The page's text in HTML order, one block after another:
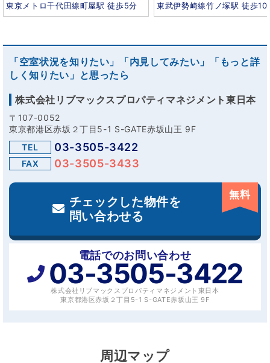
東京メトロ千代田線町屋駅 徒歩5分
東武伊勢崎線竹ノ塚駅 徒歩10
「空室状況を知りたい」「内見してみたい」「もっと詳
しく知りたい」と思ったら
株式会社リブマックスプロパティマネジメント東日本
〒107-0052
東京都港区赤坂２丁目5-1 S-GATE赤坂山王 9F
TEL
03-3505-3422
FAX 03-3505-3433
チェックした物件を
問い合わせる
無料
電話でのお問い合わせ
03-3505-3422
株式会社リブマックスプロパティマネジメント東日本
東京都港区赤坂２丁目5-1 S-GATE赤坂山王 9F
周辺マップ